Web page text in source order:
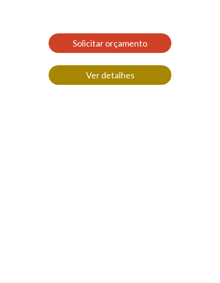
Solicitar orçamento
Ver detalhes